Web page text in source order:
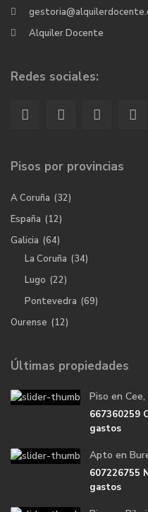
Alquiler Docente
Redes sociales:
Pisos por provincias
A Coruña (32)
España (12)
Galicia (64)
La Coruña (34)
Lugo (22)
Pontevedra (69)
Ourense (12)
Últimas propiedades
Piso en
667360259
gastos
Apto en
607226755
gastos